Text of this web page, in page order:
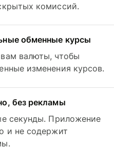
комиссий.
обменные курсы
валюты, чтобы
изменения курсов.
без рекламы
секунды. Приложение
и не содержит